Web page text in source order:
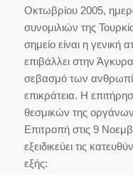
Οκτωβρίου 2005,
συνομιλιών της
σημείο είναι η γενική
επιβάλλει στην
σεβασμό των
επικράτεια. Η
θεσμικών της οργάνων
Επιτροπή στις 9
εξειδικεύει τις
εξής: